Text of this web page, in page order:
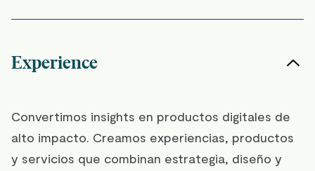
Experience
Convertimos insights en productos digitales de
alto impacto. Creamos experiencias, productos
y servicios que combinan estrategia, diseño y